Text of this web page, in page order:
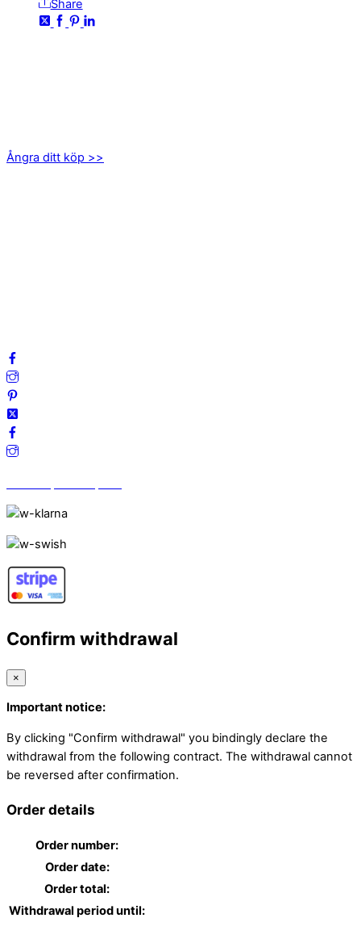
Share
Ångra ditt köp >>
Confirm withdrawal
×
Important notice:
By clicking "Confirm withdrawal" you bindingly declare the
withdrawal from the following contract. The withdrawal cannot
be reversed after confirmation.
Order details
Order number:
Order date:
Order total:
Withdrawal period until: